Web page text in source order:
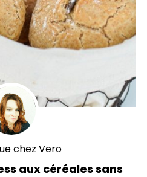
chez Vero
aux céréales sans